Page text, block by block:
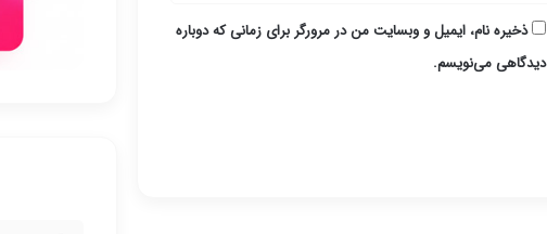
ذخیره نام، ایمیل و وبسایت من در مرورگر برای زمانی که دوباره
دیدگاهی می‌نویسم.